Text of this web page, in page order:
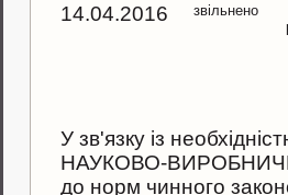
14.04.2016
звільнено
У зв'язку iз
НАУКОВО-
до норм чинного